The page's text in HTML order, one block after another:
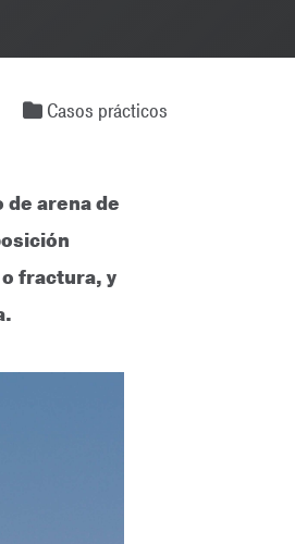
Casos prácticos
arena de
fractura, y